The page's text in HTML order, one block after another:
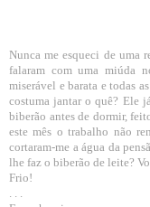
Nunca me esqueci de uma
falaram com uma miúda
miserável e barata e todas
costuma jantar o quê? Ele
biberão antes de dormir,
este mês o trabalho não
cortaram-me a água da
lhe faz o biberão de leite?
Frio!